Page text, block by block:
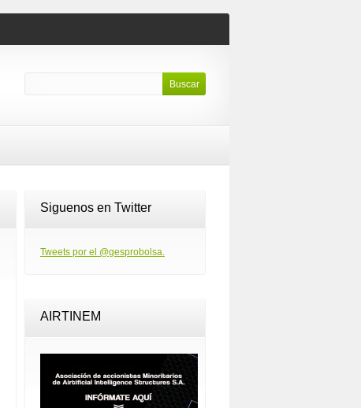
Siguenos en Twitter
Tweets por el @gesprobolsa.
AIRTINEM